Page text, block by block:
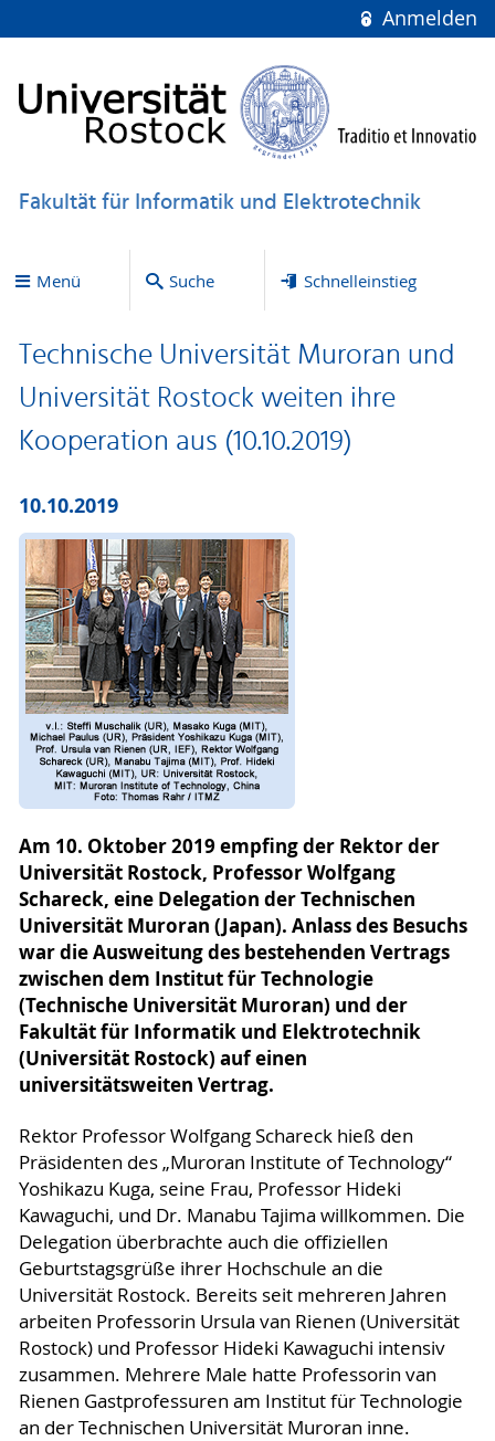
Anmelden
Fakultät für Informatik und Elektrotechnik
Menü Suche Schnelleinstieg
Technische Universität Muroran und
Universität Rostock weiten ihre
Kooperation aus (10.10.2019)
10.10.2019
Am 10. Oktober 2019 empfing der Rektor der
Universität Rostock, Professor Wolfgang
Schareck, eine Delegation der Technischen
Universität Muroran (Japan). Anlass des Besuchs
war die Ausweitung des bestehenden Vertrags
zwischen dem Institut für Technologie
(Technische Universität Muroran) und der
Fakultät für Informatik und Elektrotechnik
(Universität Rostock) auf einen
universitätsweiten Vertrag.
Rektor Professor Wolfgang Schareck hieß den
Präsidenten des „Muroran Institute of Technology“
Yoshikazu Kuga, seine Frau, Professor Hideki
Kawaguchi, und Dr. Manabu Tajima willkommen. Die
Delegation überbrachte auch die offiziellen
Geburtstagsgrüße ihrer Hochschule an die
Universität Rostock. Bereits seit mehreren Jahren
arbeiten Professorin Ursula van Rienen (Universität
Rostock) und Professor Hideki Kawaguchi intensiv
zusammen. Mehrere Male hatte Professorin van
Rienen Gastprofessuren am Institut für Technologie
an der Technischen Universität Muroran inne.